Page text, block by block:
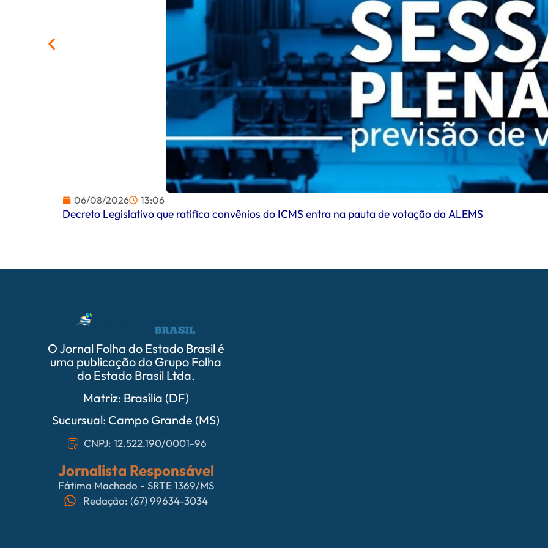
06/08/2026 13:06
Decreto Legislativo que ratifica convênios do ICMS entra na pauta de votação da ALEMS
O Jornal Folha do Estado Brasil é
uma publicação do Grupo Folha
do Estado Brasil Ltda.
Matriz: Brasília (DF)
Sucursual: Campo Grande (MS)
CNPJ: 12.522.190/0001-96
Jornalista Responsável
Fátima Machado - SRTE 1369/MS
Redação: (67) 99634-3034